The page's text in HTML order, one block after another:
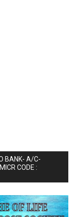
BANK- A/C-
CODE :